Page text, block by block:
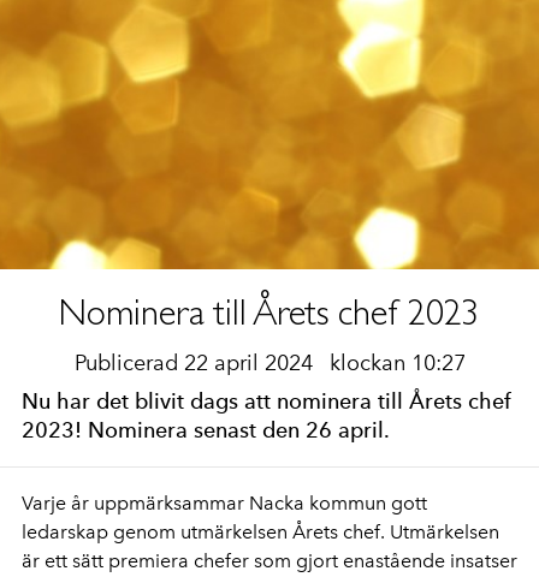
Nominera till Årets chef 2023
Publicerad 22 april 2024 klockan 10:27
Nu har det blivit dags att nominera till Årets chef
2023! Nominera senast den 26 april.
Varje år uppmärksammar Nacka kommun gott
ledarskap genom utmärkelsen Årets chef. Utmärkelsen
är ett sätt premiera chefer som gjort enastående insatser